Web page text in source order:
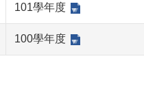
101學年度
100學年度